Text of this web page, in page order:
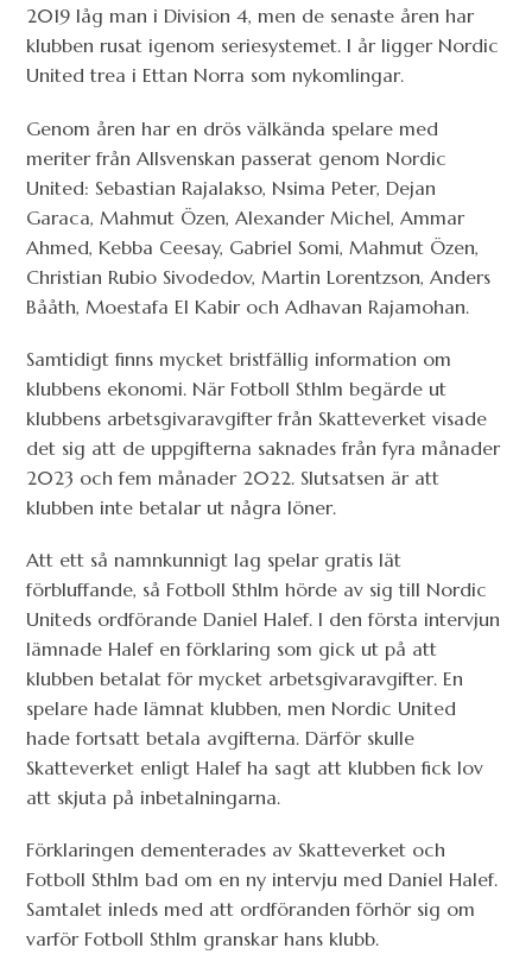
2019 låg man i Division 4, men de senaste åren har
klubben rusat igenom seriesystemet. I år ligger Nordic
United trea i Ettan Norra som nykomlingar.
Genom åren har en drös välkända spelare med
meriter från Allsvenskan passerat genom Nordic
United: Sebastian Rajalakso, Nsima Peter, Dejan
Garaca, Mahmut Özen, Alexander Michel, Ammar
Ahmed, Kebba Ceesay, Gabriel Somi, Mahmut Özen,
Christian Rubio Sivodedov, Martin Lorentzson, Anders
Bååth, Moestafa El Kabir och Adhavan Rajamohan.
Samtidigt finns mycket bristfällig information om
klubbens ekonomi. När Fotboll Sthlm begärde ut
klubbens arbetsgivaravgifter från Skatteverket visade
det sig att de uppgifterna saknades från fyra månader
2023 och fem månader 2022. Slutsatsen är att
klubben inte betalar ut några löner.
Att ett så namnkunnigt lag spelar gratis lät
förbluffande, så Fotboll Sthlm hörde av sig till Nordic
Uniteds ordförande Daniel Halef. I den första intervjun
lämnade Halef en förklaring som gick ut på att
klubben betalat för mycket arbetsgivaravgifter. En
spelare hade lämnat klubben, men Nordic United
hade fortsatt betala avgifterna. Därför skulle
Skatteverket enligt Halef ha sagt att klubben fick lov
att skjuta på inbetalningarna.
Förklaringen dementerades av Skatteverket och
Fotboll Sthlm bad om en ny intervju med Daniel Halef.
Samtalet inleds med att ordföranden förhör sig om
varför Fotboll Sthlm granskar hans klubb.